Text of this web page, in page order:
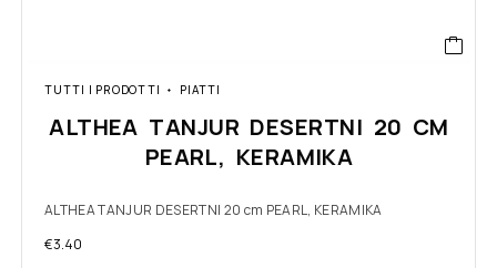
TUTTI I PRODOTTI PIATTI
ALTHEA TANJUR DESERTNI 20 CM
PEARL, KERAMIKA
ALTHEA TANJUR DESERTNI 20 cm PEARL, KERAMIKA
€3.40